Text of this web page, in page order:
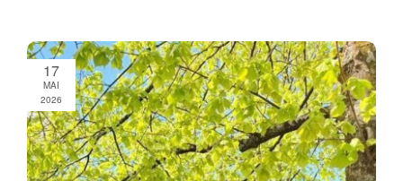
17
MAI
2026